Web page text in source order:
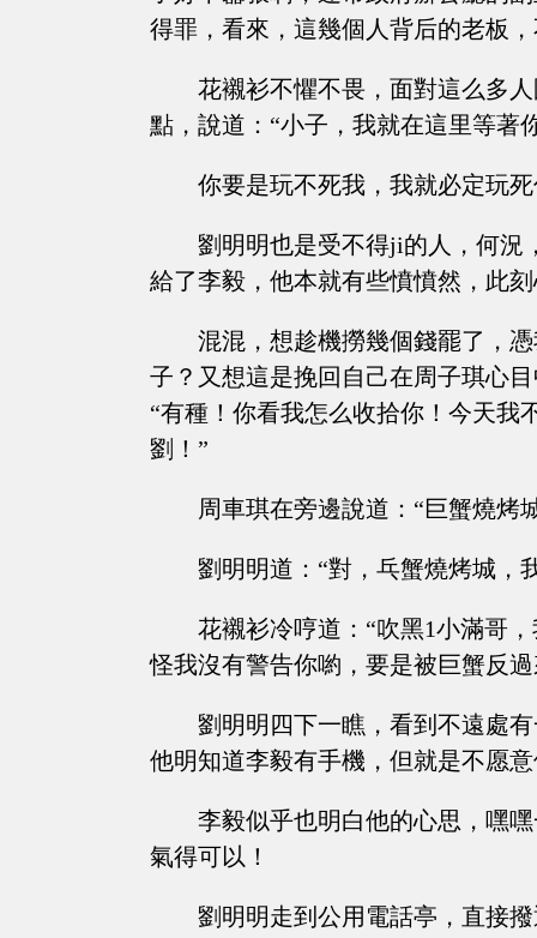
得罪，看來，這幾個人背后的老板
花襯衫不懼不畏，面對這么多
點，說道：“小子，我就在這里等著
你要是玩不死我，我就必定玩死
劉明明也是受不得ji的人，何況
給了李毅，他本就有些憤憤然，此
混混，想趁機撈幾個錢罷了，
子？又想這是挽回自己在周子琪心
“有種！你看我怎么收拾你！今天我
劉！”
周車琪在旁邊說道：“巨蟹燒烤
劉明明道：“對，乓蟹燒烤城，
花襯衫冷哼道：“吹黑1小滿哥
怪我沒有警告你喲，要是被巨蟹反
劉明明四下一瞧，看到不遠處
他明知道李毅有手機，但就是不愿
李毅似乎也明白他的心思，嘿
氣得可以！
劉明明走到公用電話亭，直接